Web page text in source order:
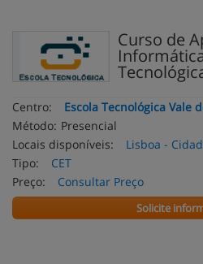
Curso de
Centro:
Escola Tecnológica Vale
Método: Presencial
Locais disponíveis:
Lisboa -
Tipo:
CET
Preço:
Consultar Preço
Solicite